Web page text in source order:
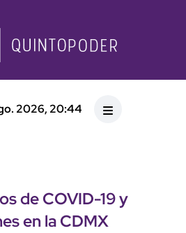
2026, 20:44
de COVID-19 y
en la CDMX